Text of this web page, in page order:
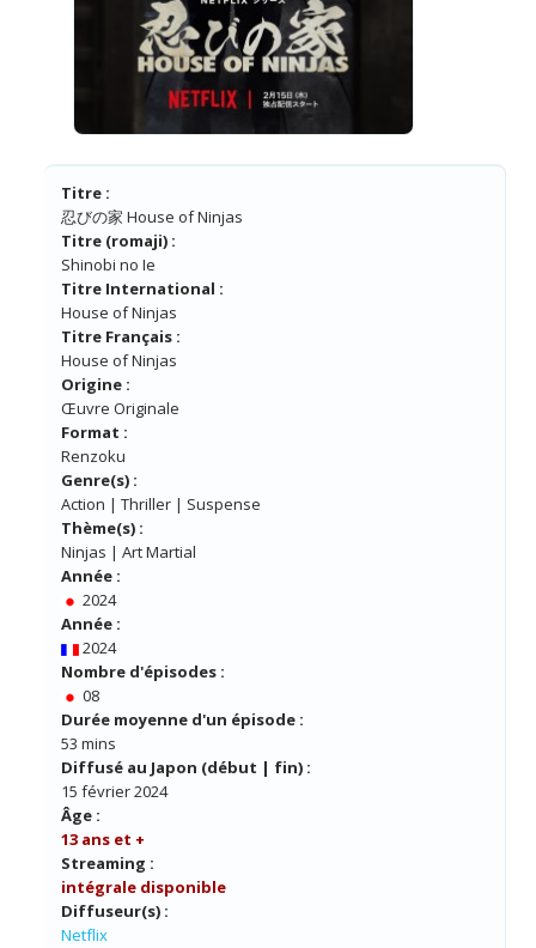
Titre :
忍びの家 House of Ninjas
Titre (romaji) :
Shinobi no Ie
Titre International :
House of Ninjas
Titre Français :
House of Ninjas
Origine :
Œuvre Originale
Format :
Renzoku
Genre(s) :
Action | Thriller | Suspense
Thème(s) :
Ninjas | Art Martial
Année :
2024
Année :
2024
Nombre d'épisodes :
08
Durée moyenne d'un épisode :
53 mins
Diffusé au Japon (début | fin) :
15 février 2024
Âge :
13 ans et +
Streaming :
intégrale disponible
Diffuseur(s) :
Netflix